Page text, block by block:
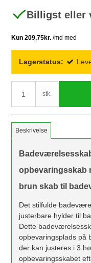
Billigst eller
Lagerstatus:
stk.
Beskrivelse
opbevaringsskab
brun skab til
Det stilfulde
justerbare hylder til
Dette
opbevaringsplads på
der kan justeres i 3
opbevaringsskabet